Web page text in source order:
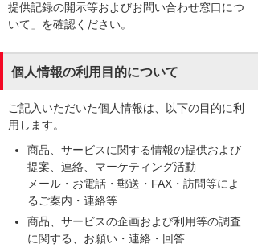
提供記録の開示等およびお問い合わせ窓口につ
いて」を確認ください。
個人情報の利用目的について
ご記入いただいた個人情報は、以下の目的に利
用します。
商品、サービスに関する情報の提供および
提案、連絡、マーケティング活動
メール・お電話・郵送・FAX・訪問等によ
るご案内・連絡等
商品、サービスの企画および利用等の調査
に関する、お願い・連絡・回答